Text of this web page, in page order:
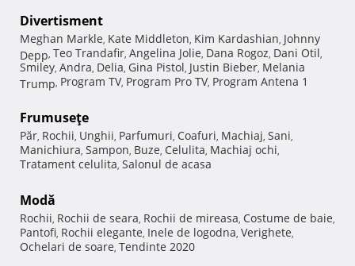
Divertisment
Meghan Markle, Kate Middleton, Kim Kardashian, Johnny
Depp, Teo Trandafir, Angelina Jolie, Dana Rogoz, Dani Otil,
Smiley, Andra, Delia, Gina Pistol, Justin Bieber, Melania
Trump, Program TV, Program Pro TV, Program Antena 1
Frumuseţe
Păr, Rochii, Unghii, Parfumuri, Coafuri, Machiaj, Sani,
Manichiura, Sampon, Buze, Celulita, Machiaj ochi,
Tratament celulita, Salonul de acasa
Modă
Rochii, Rochii de seara, Rochii de mireasa, Costume de baie,
Pantofi, Rochii elegante, Inele de logodna, Verighete,
Ochelari de soare, Tendinte 2020